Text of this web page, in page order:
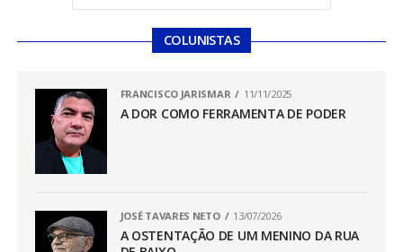
COLUNISTAS
FRANCISCO JARISMAR 11/11/2025
A DOR COMO FERRAMENTA DE PODER
JOSÉ TAVARES NETO 13/07/2026
A OSTENTAÇÃO DE UM MENINO DA RUA